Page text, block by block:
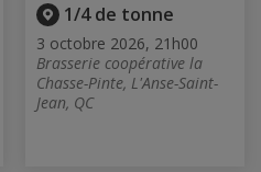
1/4 de tonne
3 octobre 2026, 21h00
Brasserie coopérative la
Chasse-Pinte, L'Anse-Saint-
Jean, QC